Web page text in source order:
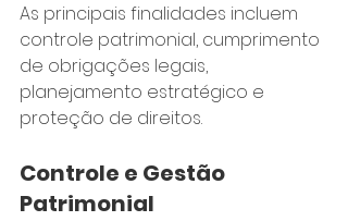
As principais finalidades incluem
controle patrimonial, cumprimento
de obrigações legais,
planejamento estratégico e
proteção de direitos.
Controle e Gestão
Patrimonial